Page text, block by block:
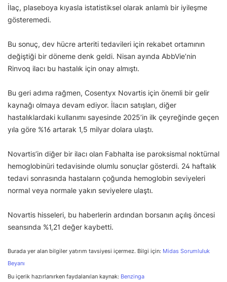
İlaç, plaseboya kıyasla istatistiksel olarak anlamlı bir iyileşme
gösteremedi.
Bu sonuç, dev hücre arteriti tedavileri için rekabet ortamının
değiştiği bir döneme denk geldi. Nisan ayında AbbVie’nin
Rinvoq ilacı bu hastalık için onay almıştı.
Bu geri adıma rağmen, Cosentyx Novartis için önemli bir gelir
kaynağı olmaya devam ediyor. İlacın satışları, diğer
hastalıklardaki kullanımı sayesinde 2025’in ilk çeyreğinde geçen
yıla göre %16 artarak 1,5 milyar dolara ulaştı.
Novartis’in diğer bir ilacı olan Fabhalta ise paroksismal noktürnal
hemoglobinüri tedavisinde olumlu sonuçlar gösterdi. 24 haftalık
tedavi sonrasında hastaların çoğunda hemoglobin seviyeleri
normal veya normale yakın seviyelere ulaştı.
Novartis hisseleri, bu haberlerin ardından borsanın açılış öncesi
seansında %1,21 değer kaybetti.
Burada yer alan bilgiler yatırım tavsiyesi içermez. Bilgi için: Midas Sorumluluk
Beyanı
Bu içerik hazırlanırken faydalanılan kaynak: Benzinga